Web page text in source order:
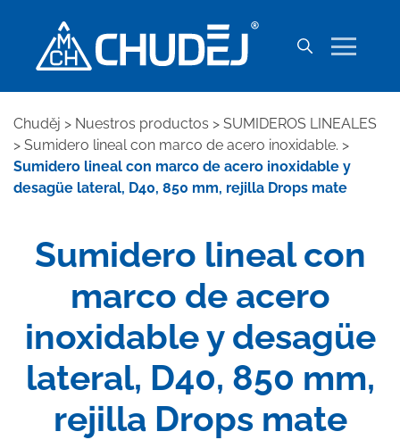
Chuděj > Nuestros productos > SUMIDEROS LINEALES
> Sumidero lineal con marco de acero inoxidable. >
Sumidero lineal con marco de acero inoxidable y
desagüe lateral, D40, 850 mm, rejilla Drops mate
Sumidero lineal con
marco de acero
inoxidable y desagüe
lateral, D40, 850 mm,
rejilla Drops mate